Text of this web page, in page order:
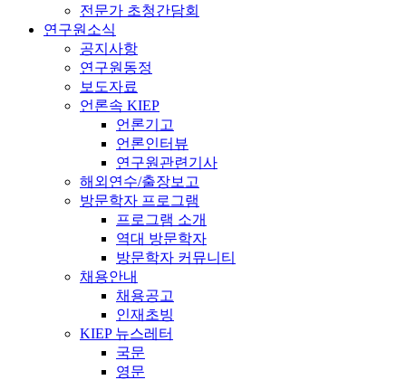
전문가 초청간담회
연구원소식
공지사항
연구원동정
보도자료
언론속 KIEP
언론기고
언론인터뷰
연구원관련기사
해외연수/출장보고
방문학자 프로그램
프로그램 소개
역대 방문학자
방문학자 커뮤니티
채용안내
채용공고
인재초빙
KIEP 뉴스레터
국문
영문